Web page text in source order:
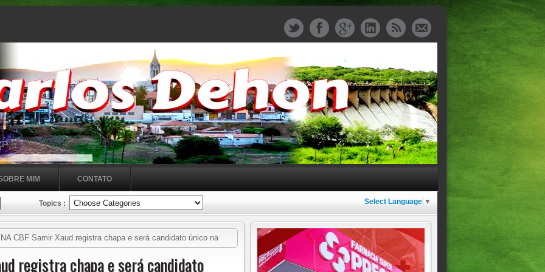
MIM CONTATO
Topics : Select Language ▼
CBF Samir Xaud registra chapa e será candidato único na
registra chapa e será candidato